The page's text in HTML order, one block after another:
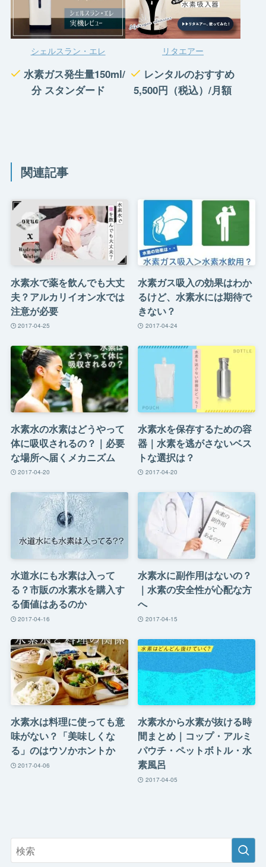
シェルスラン・エレ
水素ガス発生量150ml/
分 スタンダード
リタエアー
レンタルのおすすめ
5,500円（税込）/月額
関連記事
水素水で薬を飲んでも大丈
夫？アルカリイオン水では
注意が必要
2017-04-25
水素ガス吸入の効果はわか
るけど、水素水には期待で
きない？
2017-04-24
水素水の水素はどうやって
体に吸収されるの？｜必要
な場所へ届くメカニズム
2017-04-20
水素水を保存するための容
器｜水素を逃がさないベス
トな選択は？
2017-04-20
水道水にも水素は入って
る？市販の水素水を購入す
る価値はあるのか
2017-04-16
水素水に副作用はないの？
｜水素の安全性が心配な方
へ
2017-04-15
水素水は料理に使っても意
味がない？「美味しくな
る」のはウソかホントか
2017-04-06
水素水から水素が抜ける時
間まとめ｜コップ・アルミ
パウチ・ペットボトル・水
素風呂
2017-04-05